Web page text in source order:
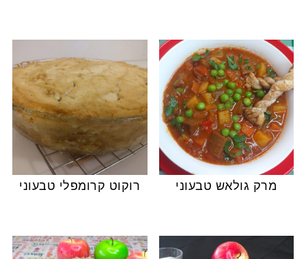
מרק גולאש טבעוני רוקוט קרומפלי טבעוני